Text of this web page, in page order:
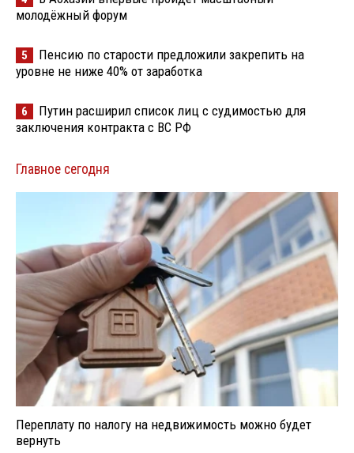
молодёжный форум
5
Пенсию по старости предложили закрепить на
уровне не ниже 40% от заработка
6
Путин расширил список лиц с судимостью для
заключения контракта с ВС РФ
Главное сегодня
Переплату по налогу на недвижимость можно будет
вернуть